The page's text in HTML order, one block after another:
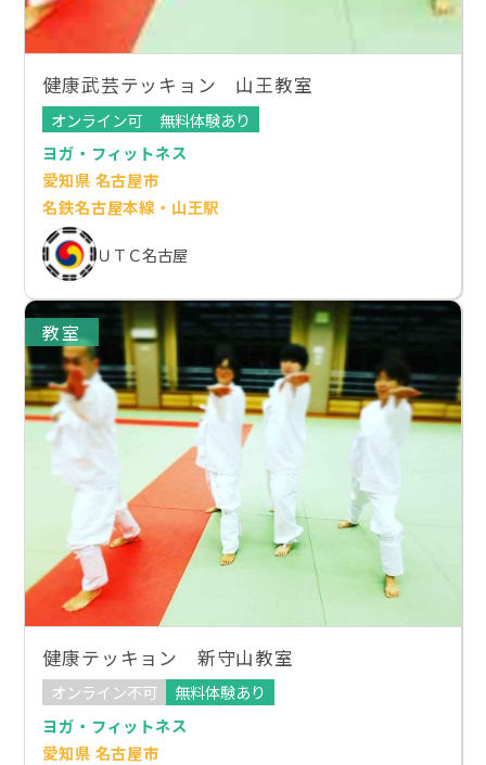
健康武芸テッキョン 山王教室
オンライン可
無料体験あり
ヨガ・フィットネス
愛知県 名古屋市
名鉄名古屋本線・山王駅
ＵＴＣ名古屋
教室
健康テッキョン 新守山教室
オンライン不可
無料体験あり
ヨガ・フィットネス
愛知県 名古屋市